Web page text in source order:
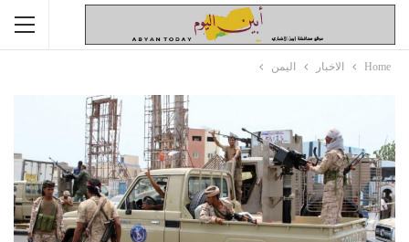
Home الاخبار اليمن